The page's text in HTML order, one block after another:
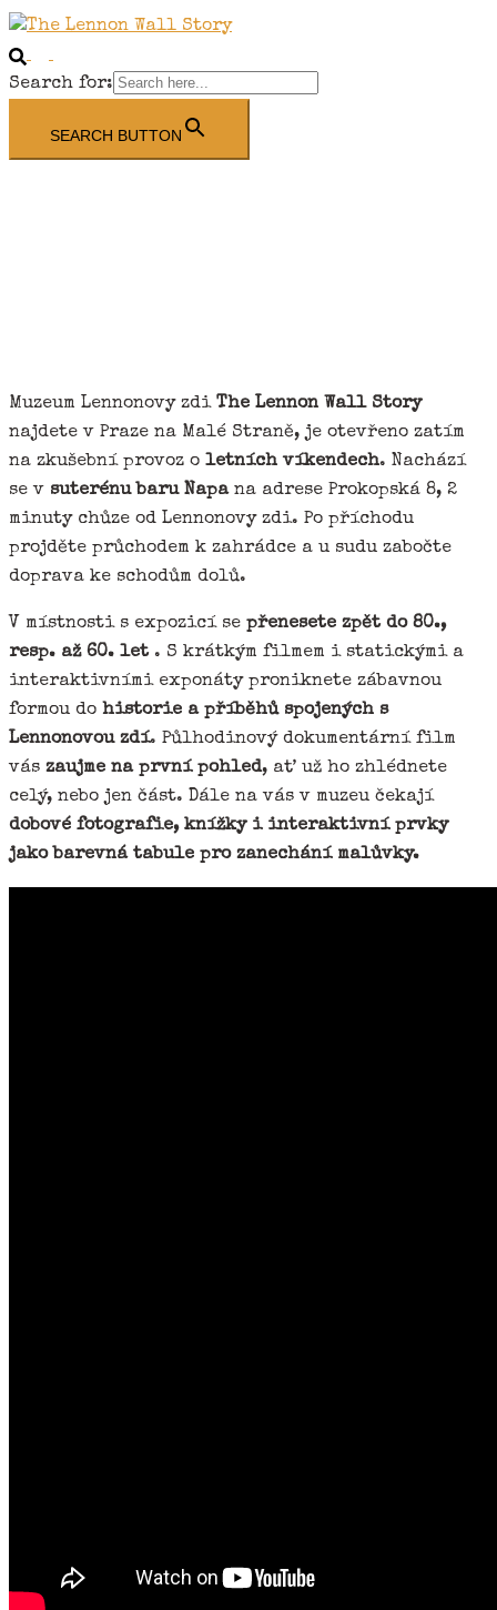
Search
menu
Search for:
SEARCH BUTTON
Muzeum Lennonovy zdi The Lennon Wall Story
najdete v Praze na Malé Straně, je otevřeno zatím
na zkušební provoz o letních víkendech. Nachází
se v suterénu baru Napana adrese Prokopská 8, 2
minuty chůze od Lennonovy zdi. Po příchodu
projděte průchodem k zahrádce a u sudu zabočte
doprava ke schodům dolů.
V místnosti s expozicí se přenesete zpět do 80.,
resp. až 60. let. S krátkým filmem i statickými a
interaktivními exponáty proniknete zábavnou
formou do historie a příběhů spojených s
Lennonovou zdí. Půlhodinový dokumentární film
vás zaujme na první pohled, ať už ho zhlédnete
celý, nebo jen část. Dále na vás v muzeu čekají
dobové fotografie, knížky i interaktivní prvky
jako barevná tabule pro zanechání malůvky.